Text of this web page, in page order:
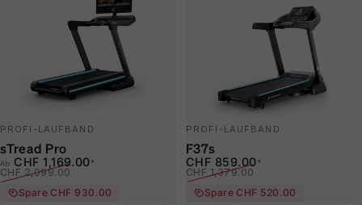
PROFI-LAUFBAND
sTread Pro
Verkaufspreis
Ab CHF 1,169.00*
Normaler Preis
CHF 2,099.00
Spare CHF 930.00
PROFI-LAUFBAND
F37s
Verkaufspreis
CHF 859.00*
Normaler Preis
CHF 1,379.00
Spare CHF 520.00